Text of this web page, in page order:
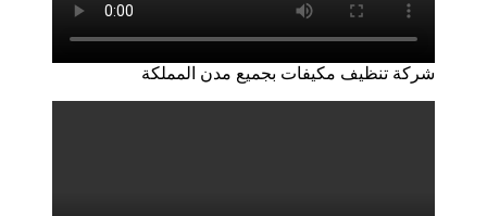
شركة تنظيف مكيفات بجميع مدن المملكة